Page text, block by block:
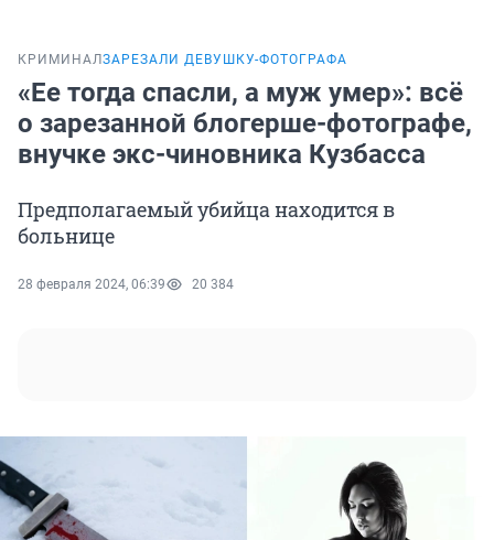
КРИМИНАЛЗАРЕЗАЛИ ДЕВУШКУ-ФОТОГРАФА
«Ее тогда спасли, а муж умер»: всё
о зарезанной блогерше-фотографе,
внучке экс-чиновника Кузбасса
Предполагаемый убийца находится в
больнице
28 февраля 2024, 06:39 20 384